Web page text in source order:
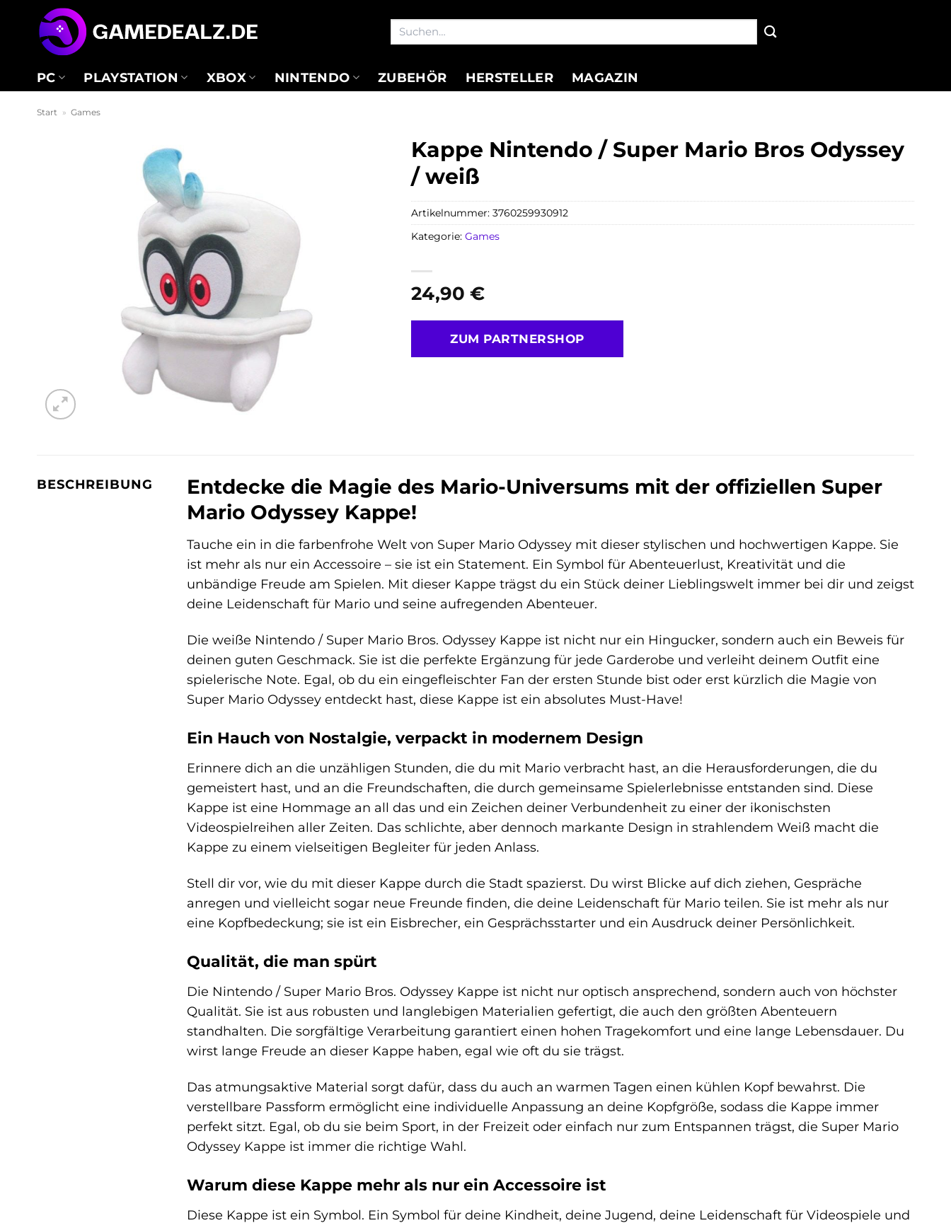
springen
Suchen
PC PLAYSTATION XBOX NINTENDO ZUBEHÖR HERSTELLER MAGAZIN
Start » Games
Kappe Nintendo / Super Mario Bros Odyssey
/ weiß
24,90€
ZUM PARTNERSHOP
Artikelnummer:3760259930912
Kategorie:Games
BESCHREIBUNG
Entdecke die Magie des Mario-Universums mit der offiziellen Super
Mario Odyssey Kappe!
Tauche ein in die farbenfrohe Welt von Super Mario Odyssey mit dieser stylischen und hochwertigen Kappe. Sie
ist mehr als nur ein Accessoire – sie ist ein Statement. Ein Symbol für Abenteuerlust, Kreativität und die
unbändige Freude am Spielen. Mit dieser Kappe trägst du ein Stück deiner Lieblingswelt immer bei dir und zeigst
deine Leidenschaft für Mario und seine aufregenden Abenteuer.
Die weiße Nintendo / Super Mario Bros. Odyssey Kappe ist nicht nur ein Hingucker, sondern auch ein Beweis für
deinen guten Geschmack. Sie ist die perfekte Ergänzung für jede Garderobe und verleiht deinem Outfit eine
spielerische Note. Egal, ob du ein eingefleischter Fan der ersten Stunde bist oder erst kürzlich die Magie von
Super Mario Odyssey entdeckt hast, diese Kappe ist ein absolutes Must-Have!
Ein Hauch von Nostalgie, verpackt in modernem Design
Erinnere dich an die unzähligen Stunden, die du mit Mario verbracht hast, an die Herausforderungen, die du
gemeistert hast, und an die Freundschaften, die durch gemeinsame Spielerlebnisse entstanden sind. Diese
Kappe ist eine Hommage an all das und ein Zeichen deiner Verbundenheit zu einer der ikonischsten
Videospielreihen aller Zeiten. Das schlichte, aber dennoch markante Design in strahlendem Weiß macht die
Kappe zu einem vielseitigen Begleiter für jeden Anlass.
Stell dir vor, wie du mit dieser Kappe durch die Stadt spazierst. Du wirst Blicke auf dich ziehen, Gespräche
anregen und vielleicht sogar neue Freunde finden, die deine Leidenschaft für Mario teilen. Sie ist mehr als nur
eine Kopfbedeckung; sie ist ein Eisbrecher, ein Gesprächsstarter und ein Ausdruck deiner Persönlichkeit.
Qualität, die man spürt
Die Nintendo / Super Mario Bros. Odyssey Kappe ist nicht nur optisch ansprechend, sondern auch von höchster
Qualität. Sie ist aus robusten und langlebigen Materialien gefertigt, die auch den größten Abenteuern
standhalten. Die sorgfältige Verarbeitung garantiert einen hohen Tragekomfort und eine lange Lebensdauer. Du
wirst lange Freude an dieser Kappe haben, egal wie oft du sie trägst.
Das atmungsaktive Material sorgt dafür, dass du auch an warmen Tagen einen kühlen Kopf bewahrst. Die
verstellbare Passform ermöglicht eine individuelle Anpassung an deine Kopfgröße, sodass die Kappe immer
perfekt sitzt. Egal, ob du sie beim Sport, in der Freizeit oder einfach nur zum Entspannen trägst, die Super Mario
Odyssey Kappe ist immer die richtige Wahl.
Warum diese Kappe mehr als nur ein Accessoire ist
Diese Kappe ist ein Symbol. Ein Symbol für deine Kindheit, deine Jugend, deine Leidenschaft für Videospiele und